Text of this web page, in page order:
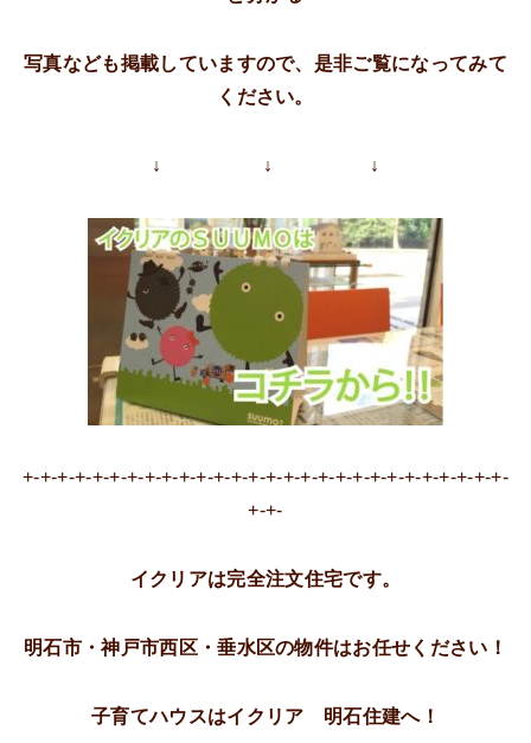
写真なども掲載していますので、是非ご覧になってみて
ください。
↓ ↓ ↓
+-+-+-+-+-+-+-+-+-+-+-+-+-+-+-+-+-+-+-+-+-+-+-+-+-+-+-+-
+-+-
イクリアは完全注文住宅です。
明石市・神戸市西区・垂水区の物件はお任せください！
子育てハウスはイクリア 明石住建へ！